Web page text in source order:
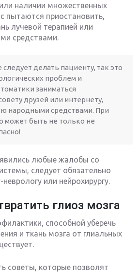
наличии множественных
пытаются приостановить,
лучевой терапией или
средствами.
следует делать пациенту, так это
проблем и
заниматься
друзей или интернету,
народными средствами. При
может быть не только не
любые жалобы со
следует обязательно
или нейрохирургу.
глиоз мозга
способной уберечь
и ткань мозга от глиальных
советы, которые позволят